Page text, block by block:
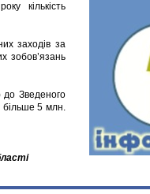
кількість
заходів за
зобов’язань
Зведеного
більше 5 млн.